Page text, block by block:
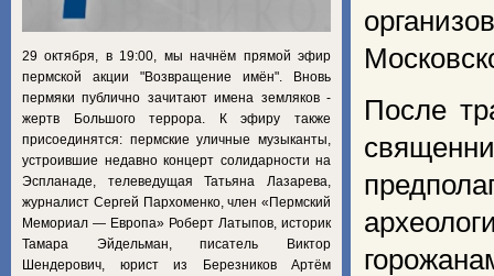
После
29 октября, в 19:00, мы начнём прямой эфир
пермской акции "Возвращение имён". Вновь
пермяки публично зачитают имена земляков -
жертв Большого террора. К эфиру также
присоединятся: пермские уличные музыканты,
устроившие недавно концерт солидарности на
Эспланаде, телеведущая Татьяна Лазарева,
журналист Сергей Пархоменко, член «Пермский
Мемориал — Европа» Роберт Латыпов, историк
Тамара Эйдельман, писатель Виктор
Шендерович, юрист из Березников Артём